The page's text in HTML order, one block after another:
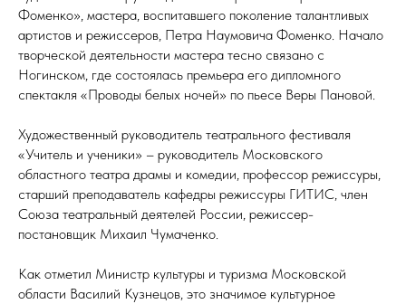
Фоменко», мастера, воспитавшего поколение талантливых
артистов и режиссеров, Петра Наумовича Фоменко. Начало
творческой деятельности мастера тесно связано с
Ногинском, где состоялась премьера его дипломного
спектакля «Проводы белых ночей» по пьесе Веры Пановой.
Художественный руководитель театрального фестиваля
«Учитель и ученики» – руководитель Московского
областного театра драмы и комедии, профессор режиссуры,
старший преподаватель кафедры режиссуры ГИТИС, член
Союза театральный деятелей России, режиссер-
постановщик Михаил Чумаченко.
Как отметил Министр культуры и туризма Московской
области Василий Кузнецов, это значимое культурное